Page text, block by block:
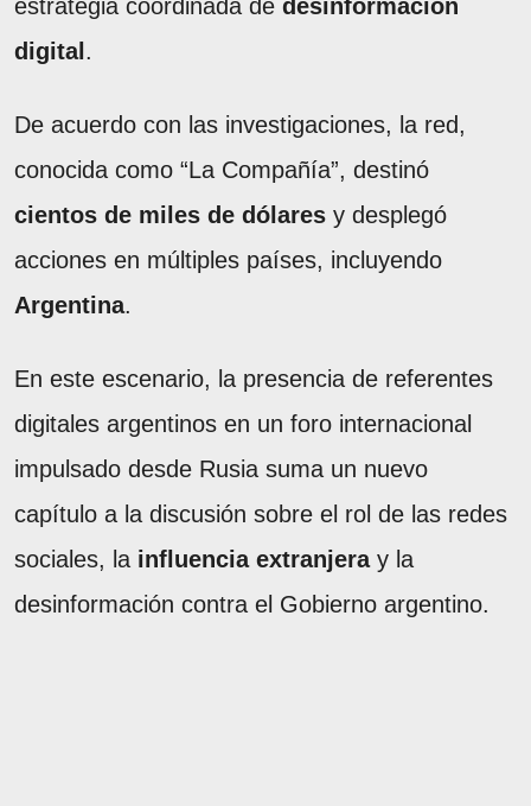
estrategia coordinada de desinformación
digital .
De acuerdo con las investigaciones, la red,
conocida como “La Compañía”, destinó
cientos de miles de dólares y desplegó
acciones en múltiples países, incluyendo
Argentina.
En este escenario, la presencia de referentes
digitales argentinos en un foro internacional
impulsado desde Rusia suma un nuevo
capítulo a la discusión sobre el rol de las redes
sociales, la influencia extranjeray la
desinformación contra el Gobierno argentino.